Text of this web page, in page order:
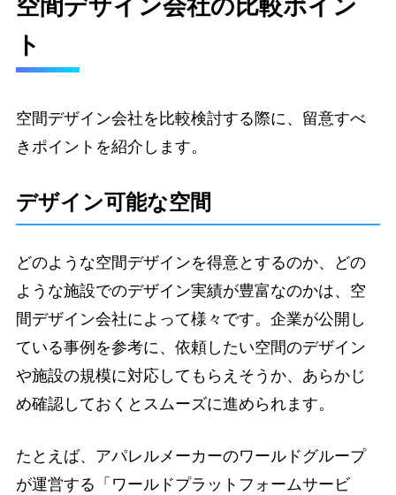
空間デザイン会社の比較ポイン
ト
空間デザイン会社を比較検討する際に、留意すべ
きポイントを紹介します。
デザイン可能な空間
どのような空間デザインを得意とするのか、どの
ような施設でのデザイン実績が豊富なのかは、空
間デザイン会社によって様々です。企業が公開し
ている事例を参考に、依頼したい空間のデザイン
や施設の規模に対応してもらえそうか、あらかじ
め確認しておくとスムーズに進められます。
たとえば、アパレルメーカーのワールドグループ
が運営する「ワールドプラットフォームサービ